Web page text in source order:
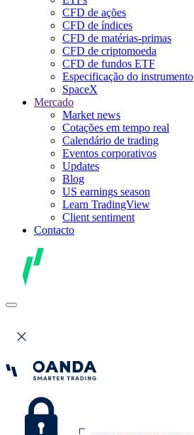
CFD de ações
CFD de índices
CFD de matérias-primas
CFD de criptomoeda
CFD de fundos ETF
Especificação do instrumento
SpaceX
Mercado
Market news
Cotações em tempo real
Calendário de trading
Eventos corporativos
Updates
Blog
US earnings season
Learn TradingView
Client sentiment
Contacto